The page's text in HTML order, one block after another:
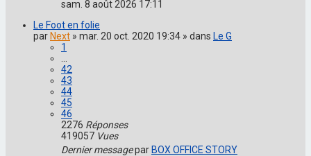
sam. 8 août 2026 17:11
Le Foot en folie
parNext » mar. 20 oct. 2020 19:34 » dans Le G
1
42
43
44
45
46
2276 Réponses
419057 Vues
Dernier messageparBOX OFFICE STORY